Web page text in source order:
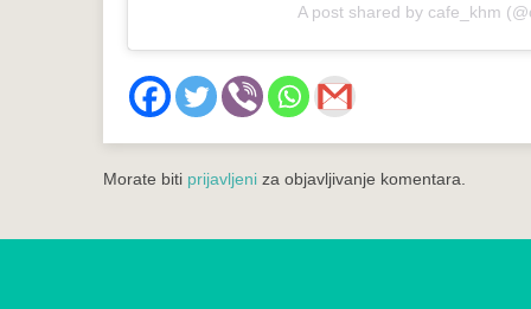
A post shared by cafe_khm
Morate biti prijavljeni za objavljivanje komentara.